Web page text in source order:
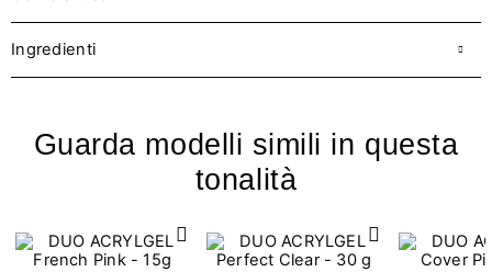
Ingredienti
Guarda modelli simili in questa
tonalità